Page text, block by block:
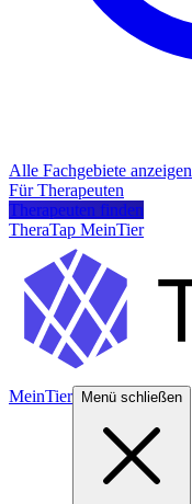
Alle Fachgebiete anzeigen
Für Therapeuten
Therapeuten finden
TheraTap MeinTier
MeinTier Menü schließen